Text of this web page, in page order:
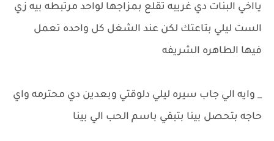
يااخي البنات دي غريبه تقلع بمزاجها لواحد مرتبطه بيه زي
الست ليلي بتاعتك لكن عند الشغل كل واحده تعمل
فيها الطاهره الشريفه
_ وايه الي جاب سيره ليلي دلوقتي وبعدين دي محترمه واي
حاجه بتحصل بينا بتبقي باسم الحب الي بينا